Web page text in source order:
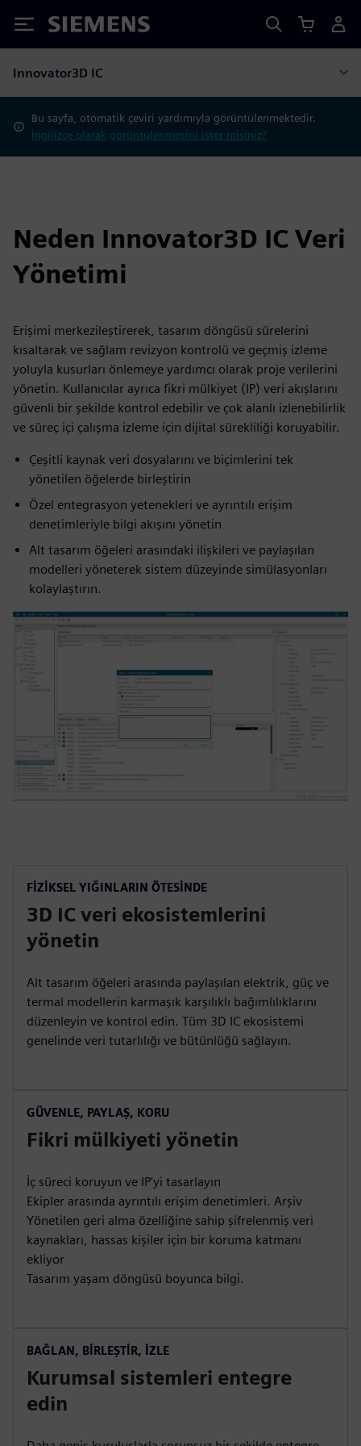
Siemens
Innovator3D IC
Bu sayfa, otomatik çeviri yardımıyla görüntülenmektedir.
İngilizce olarak görüntülenmesini ister misiniz?
Neden Innovator3D IC Veri
Yönetimi
Erişimi merkezileştirerek, tasarım döngüsü sürelerini
kısaltarak ve sağlam revizyon kontrolü ve geçmiş izleme
yoluyla kusurları önlemeye yardımcı olarak proje verilerini
yönetin. Kullanıcılar ayrıca fikri mülkiyet (IP) veri akışlarını
güvenli bir şekilde kontrol edebilir ve çok alanlı izlenebilirlik
ve süreç içi çalışma izleme için dijital sürekliliği koruyabilir.
Çeşitli kaynak veri dosyalarını ve biçimlerini tek
yönetilen öğelerde birleştirin
Özel entegrasyon yetenekleri ve ayrıntılı erişim
denetimleriyle bilgi akışını yönetin
Alt tasarım öğeleri arasındaki ilişkileri ve paylaşılan
modelleri yöneterek sistem düzeyinde simülasyonları
kolaylaştırın.
FİZİKSEL YIĞINLARIN ÖTESİNDE
3D IC veri ekosistemlerini
yönetin
Alt tasarım öğeleri arasında paylaşılan elektrik, güç ve
termal modellerin karmaşık karşılıklı bağımlılıklarını
düzenleyin ve kontrol edin. Tüm 3D IC ekosistemi
genelinde veri tutarlılığı ve bütünlüğü sağlayın.
GÜVENLE, PAYLAŞ, KORU
Fikri mülkiyeti yönetin
İç süreci koruyun ve IP'yi tasarlayın
Ekipler arasında ayrıntılı erişim denetimleri. Arşiv
Yönetilen geri alma özelliğine sahip şifrelenmiş veri
kaynakları, hassas kişiler için bir koruma katmanı
ekliyor
Tasarım yaşam döngüsü boyunca bilgi.
BAĞLAN, BİRLEŞTİR, İZLE
Kurumsal sistemleri entegre
edin